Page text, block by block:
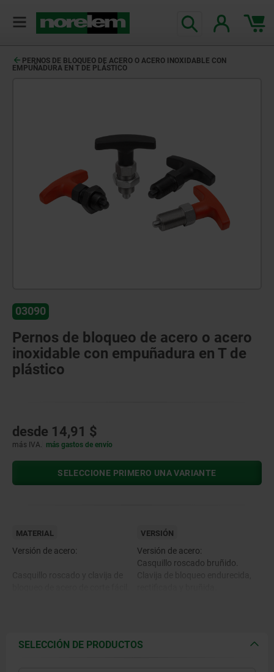
PERNOS DE BLOQUEO DE ACERO O ACERO INOXIDABLE CON
EMPUÑADURA EN T DE PLÁSTICO
03090
Pernos de bloqueo de acero o acero
inoxidable con empuñadura en T de
plástico
desde 14,91 $
más IVA. más gastos de envío
SELECCIONE PRIMERO UNA VARIANTE
MATERIAL
Versión de acero:
VERSIÓN
Versión de acero:
Casquillo roscado bruñido.
natural.
SELECCIÓN DE PRODUCTOS